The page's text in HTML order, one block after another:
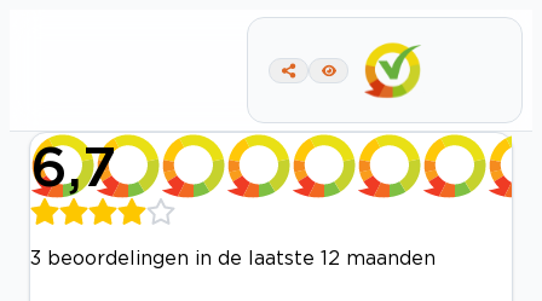
6,7
3 beoordelingen in de laatste 12 maanden